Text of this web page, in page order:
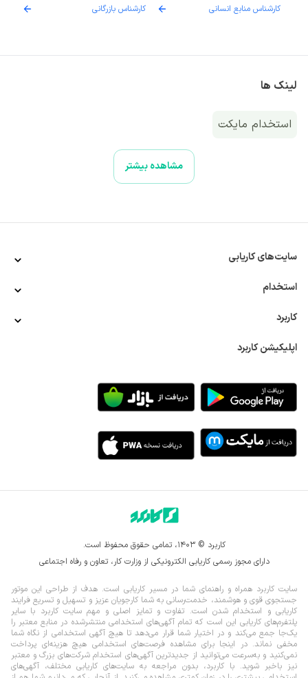
کارشناس منابع انسانی کارشناس بازرگانی
لینک ها
استخدام مایکت
مشاهده بیشتر
سایت‌های کاریابی
استخدام
کاربرد
اپلیکیشن کاربرد
کاربرد © ۱۴۰۳، تمامی حقوق محفوظ است.
دارای مجوز رسمی کاریابی الکترونیکی از وزارت کار، تعاون و رفاه اجتماعی
سایت کاربرد همراه و راهنمای شما در مسیر کاریابی است. هدف از طراحی این موتور
جستجوی قوی و هوشمند، خدمت‌رسانی به شما کارجویان عزیز و تسهیل و تسریع فرایند
کاریابی و استخدام شدن است. تفاوت و تمایز اصلی و مهم سایت کاربرد با سایر
پلتفرم‌های کاریابی این است که تمام آگهی‌های استخدامی منتشرشده در منابع معتبر را
یک‌‌جا جمع می‌کند و در اختیار شما قرار می‌‌‌دهد تا هیچ آگهی استخدامی از نگاه شما
مخفی نماند.در اینجا برای مشاهده فرصت‌های استخدامی هیچ هزینه‌ای پرداخت
نمی‌کنید و به‌سرعت می‌توانید از جدیدترین آگهی‌های استخدام شرکت‌های بزرگ و معتبر
نیز باخبر شوید. با کاربرد، بدون مراجعه به سایت‌های کاریابی مختلف، آگهی‌های